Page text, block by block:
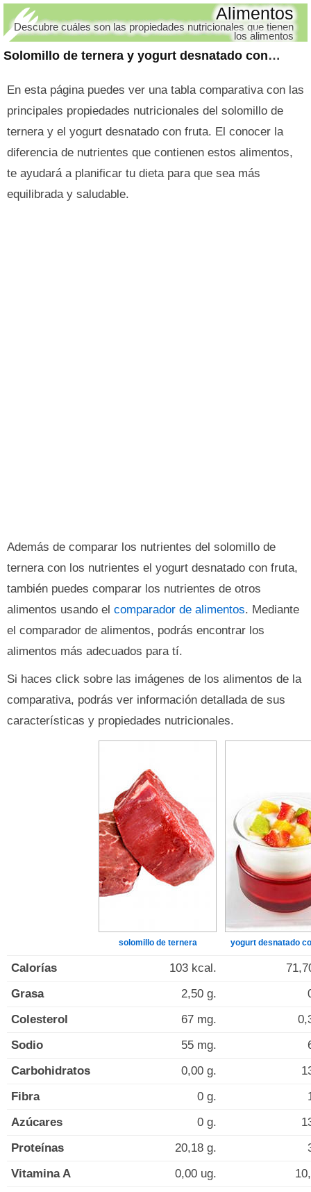
Solomillo de ternera y yogurt desnatado con fruta
Alimentos
Descubre cuáles son las propiedades nutricionales que tienen
los alimentos
En esta página puedes ver una tabla comparativa con las
principales propiedades nutricionales del solomillo de
ternera y el yogurt desnatado con fruta. El conocer la
diferencia de nutrientes que contienen estos alimentos,
te ayudará a planificar tu dieta para que sea más
equilibrada y saludable.
Además de comparar los nutrientes del solomillo de
ternera con los nutrientes el yogurt desnatado con fruta,
también puedes comparar los nutrientes de otros
alimentos usando el comparador de alimentos. Mediante
el comparador de alimentos, podrás encontrar los
alimentos más adecuados para tí.
Si haces click sobre las imágenes de los alimentos de la
comparativa, podrás ver información detallada de sus
características y propiedades nutricionales.
solomillo de ternera yogurt desnatado
Calorías 103 kcal.
Grasa
2,50 g.
Colesterol
67 mg.
Sodio
55 mg.
Carbohidratos
0,00 g.
Fibra
0 g.
Azúcares
0 g.
Proteínas
20,18 g.
Vitamina A
0,00 ug.